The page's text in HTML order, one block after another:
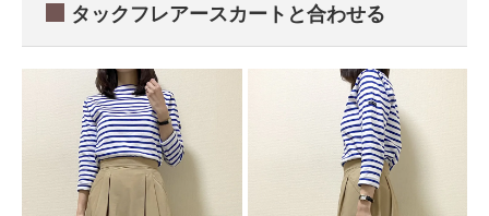
タックフレアースカートと合わせる